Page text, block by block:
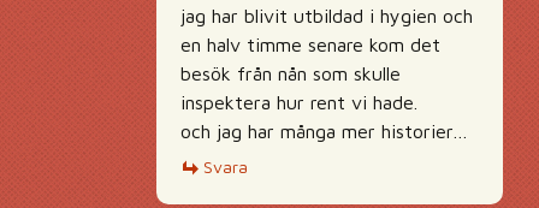
jag har blivit utbildad i hygien och
en halv timme senare kom det
besök från nån som skulle
inspektera hur rent vi hade.
och jag har många mer historier…
Svara